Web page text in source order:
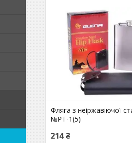
Фляга з неіржавіючої
№PT-1(5)
214 ₴